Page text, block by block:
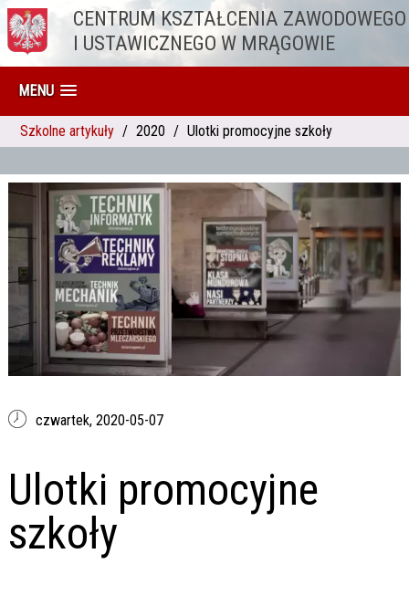
Przejdź do treściCENTRUM KSZTAŁCENIA ZAWODOWEGO
I USTAWICZNEGO W MRĄGOWIE
MENU
Szkolne artykuły 2020 Ulotki promocyjne szkoły
czwartek, 2020-05-07
Ulotki promocyjne
szkoły